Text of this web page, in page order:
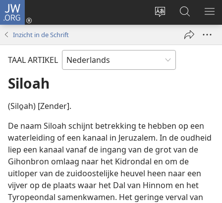
JW.ORG
Taal
wijzigen
Inloggen
(opent
Zoeken
op
JW.ORG
Inzicht in de Schrift
TAAL ARTIKEL
Siloah
(Silo̱ah) [Zender].
De naam Siloah schijnt betrekking te hebben op een
waterleiding of een kanaal in Jeruzalem. In de oudheid
liep een kanaal vanaf de ingang van de grot van de
Gihonbron omlaag naar het Kidrondal en om de
uitloper van de zuidoostelijke heuvel heen naar een
vijver op de plaats waar het Dal van Hinnom en het
Tyropeondal samenkwamen. Het geringe verval van